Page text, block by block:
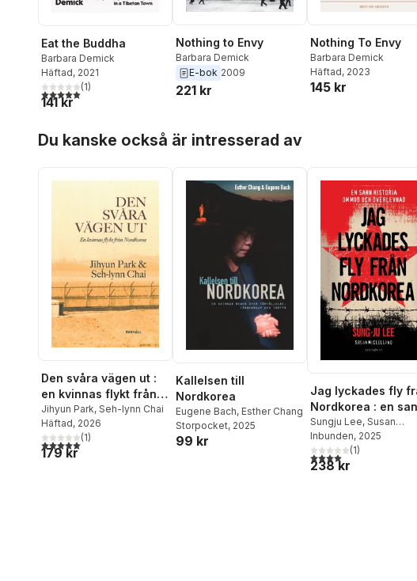
Eat the Buddha
Barbara Demick
Häftad, 2021
5,0utav 5 stjärnor. Totalt antal röster:
(1)
141 kr
Nothing to Envy
Barbara Demick
E-bok 2009
221 kr
Nothing To Envy
Barbara Demick
Häftad, 2023
145 kr
Du kanske också är intresserad av
Den svåra vägen ut :
en kvinnas flykt från
Nordkorea
Jihyun Park, Seh-lynn Chai
Häftad, 2026
5,0utav 5 stjärnor. Totalt antal röster:
(1)
179 kr
Kallelsen till
Nordkorea
Eugene Bach, Esther Chang
Storpocket, 2025
99 kr
Jag lyckades fly
Nordkorea : en
historia om mod och
överlevnad
Sungju Lee, Susan
McClelland
Inbunden, 2025
4,0utav 5 stjärnor.
(1)
238 kr